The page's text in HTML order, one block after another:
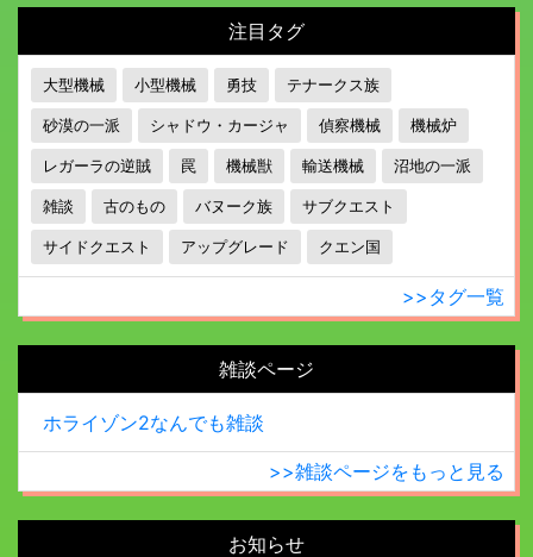
注目タグ
大型機械 小型機械 勇技 テナークス族
砂漠の一派 シャドウ・カージャ 偵察機械 機械炉
レガーラの逆賊 罠 機械獣 輸送機械 沼地の一派
雑談 古のもの バヌーク族 サブクエスト
サイドクエスト アップグレード クエン国
>>タグ一覧
雑談ページ
ホライゾン2なんでも雑談
>>雑談ページをもっと見る
お知らせ